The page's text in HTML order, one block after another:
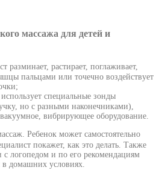
массажа для детей и
разминает, растирает, поглаживает,
пальцами или точечно воздействует
специальные зонды
но с разными наконечниками),
вибрирующее оборудование.
Ребенок может самостоятельно
покажет, как это делать. Также
с логопедом и по его рекомендациям
в домашних условиях.